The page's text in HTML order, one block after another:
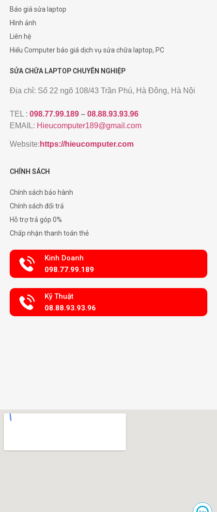
Báo giá sửa laptop
Hình ảnh
Liên hệ
Hiếu Computer báo giá dịch vụ sửa chữa laptop, PC
SỬA CHỮA LAPTOP CHUYÊN NGHIỆP
Địa chỉ: Số 22 ngõ 108/43 Trần Phú, Hà Đông, Hà Nội
TEL : 098.77.99.189 – 08.88.93.93.96
EMAIL: Hieucomputer189@gmail.com
Website: https://hieucomputer.com
CHÍNH SÁCH
Chính sách bảo hành
Chính sách đổi trả
Hỗ trợ trả góp 0%
Chấp nhận thanh toán thẻ
Kinh Doanh
098.77.99.189
Kỹ Thuật
08.88.93.93.96